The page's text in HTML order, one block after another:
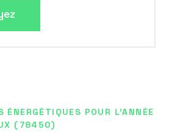
ÉNERGÉTIQUES POUR L'ANNÉE
(78450)